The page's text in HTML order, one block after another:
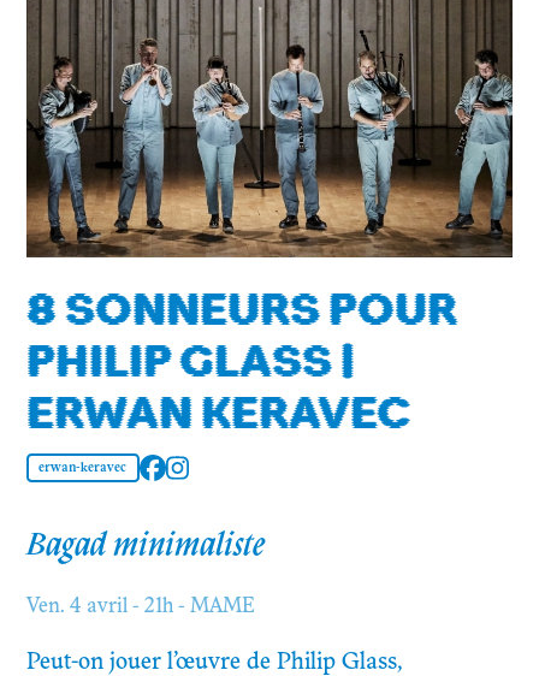
8 SONNEURS POUR
PHILIP GLASS |
ERWAN KERAVEC
erwan-keravec
Bagad minimaliste
Ven. 4 avril - 21h - MAME
Peut-on jouer l’œuvre de Philip Glass,